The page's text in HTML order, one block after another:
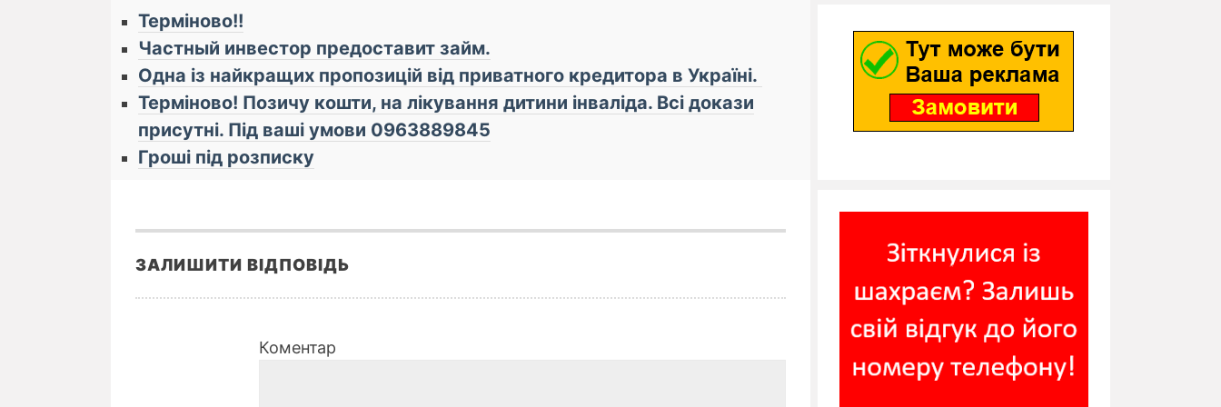
Терміново!!
Частный инвестор предоставит займ.
Одна із найкращих пропозицій від приватного кредитора в Україні.
Термiново! Позичу кошти, на лiкування дитини iнвалiда. Всi докази
присутнi. Пiд вашi умови 0963889845
Гроші під розписку
ЗАЛИШИТИ ВІДПОВІДЬ
Коментар